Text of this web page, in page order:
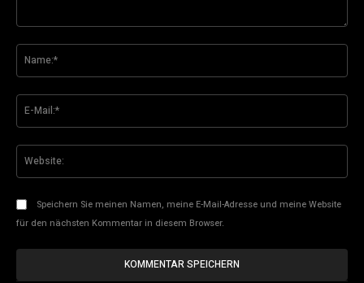
Speichern Sie meinen Namen, meine E-Mail-Adresse und meine Website
für den nächsten Kommentar in diesem Browser.